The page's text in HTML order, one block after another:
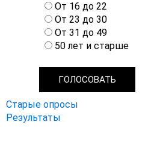
а
р
и
а
От 16 до 22
От 23 до 30
От 31 до 49
50 лет и старше
Старые опросы
Результаты